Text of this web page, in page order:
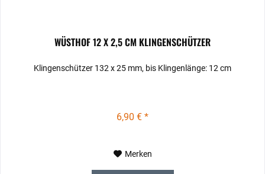
WÜSTHOF 12 X 2,5 CM KLINGENSCHÜTZER
Klingenschützer 132 x 25 mm, bis Klingenlänge: 12 cm
6,90 € *
Merken